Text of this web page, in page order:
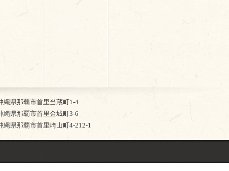
縄県那覇市首里当蔵町1-4
縄県那覇市首里金城町3-6
縄県那覇市首里崎山町4-212-1